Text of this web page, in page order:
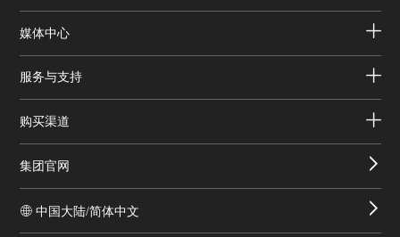
媒体中心
服务与支持
购买渠道
集团官网
中国大陆/简体中文